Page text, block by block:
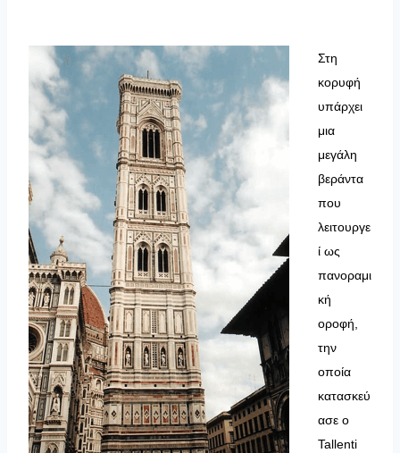
Στη
κορυφή
υπάρχει
μια
μεγάλη
βεράντα
που
λειτουργε
ί ως
πανοραμι
κή
οροφή,
την
οποία
κατασκεύ
ασε ο
Tallenti